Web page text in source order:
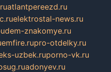
atlantpereezd.ru
elektrostal-news.ru
znakomye.ru
emfire.rupro-otdelky.ru
uzbek.ruporno-vk.ru
adonyev.ru